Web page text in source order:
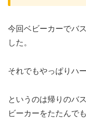
今回ベビーカーでバ
した。
それでもやっぱりハ
というのは帰りのバ
ビーカーをたたんで